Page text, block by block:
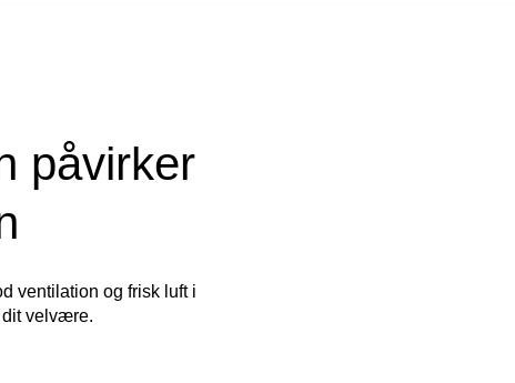
påvirker
ventilation og frisk luft i
dit velvære.